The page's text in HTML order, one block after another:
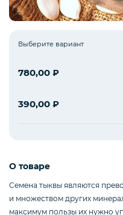
Выберите вариант
780,00 ₽
390,00 ₽
О товаре
Семена тыквы являются
и множеством других
максимум пользы их нужно